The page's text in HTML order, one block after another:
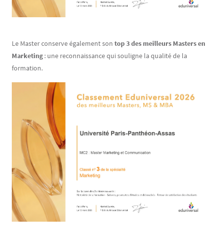
Le Master conserve également son top 3 des meilleurs Masters en
Marketing : une reconnaissance qui souligne la qualité de la
formation.